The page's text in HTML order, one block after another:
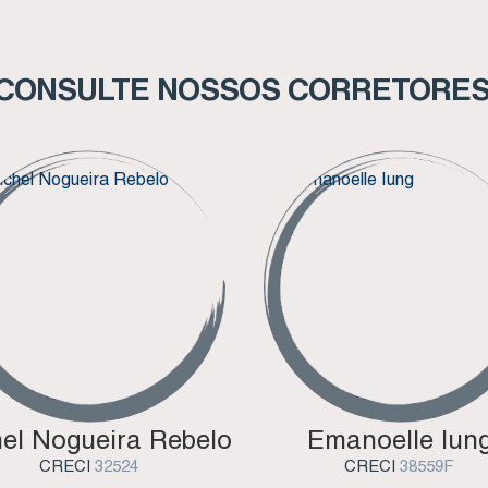
NOSSOS
Nogueira Rebelo
CRECI 32524
Emanoelle
CRECI 38559F